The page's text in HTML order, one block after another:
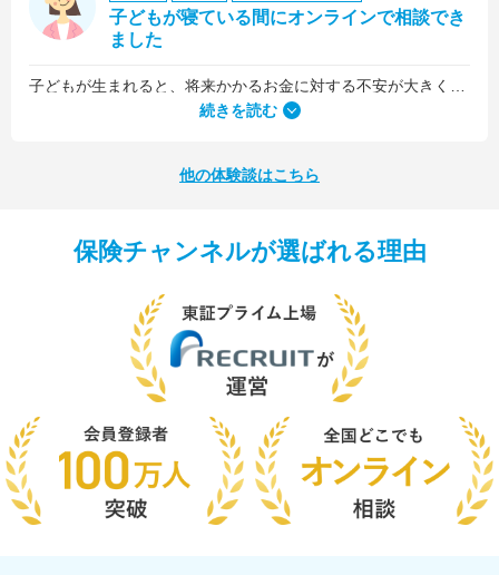
子どもが寝ている間にオンラインで相談でき
ました
何より、とても親身になって対応してくださって大満足。うちと同じように子どもの将来のお金のことで悩んでいる友人にも教えました。
続きを読む
他の体験談はこちら
保険チャンネルが選ばれる理由